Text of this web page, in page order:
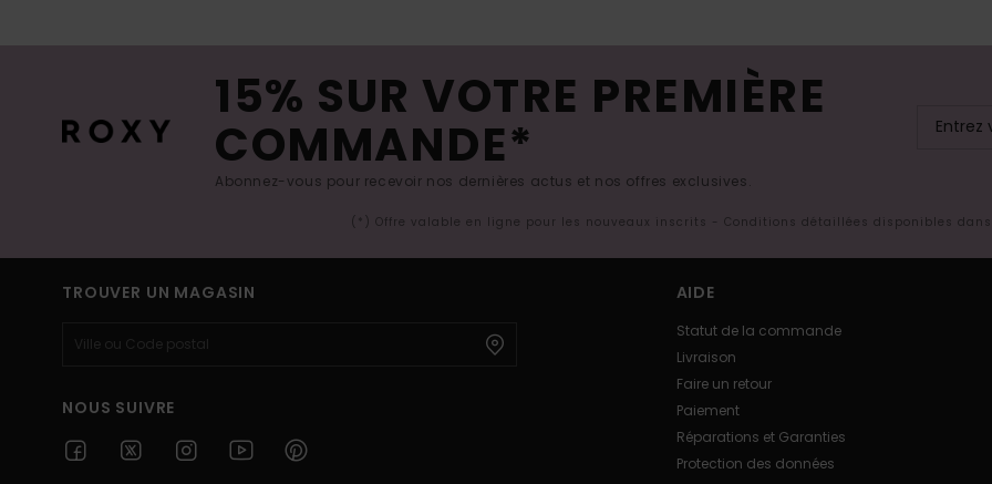
15% SUR VOTRE PREMIÈRE
COMMANDE*
Abonnez-vous pour recevoir nos dernières actus et nos offres exclusives.
(*) Offre valable en ligne pour les nouveaux inscrits - Conditions détaillées disponibles
TROUVER UN MAGASIN
NOUS SUIVRE
AIDE
Statut de la commande
Livraison
Faire un retour
Paiement
Réparations et Garanties
Protection des données